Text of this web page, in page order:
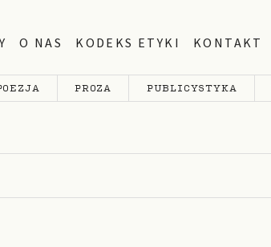
O NAS KODEKS ETYKI KONTAKT
PROZA PUBLICYSTYKA